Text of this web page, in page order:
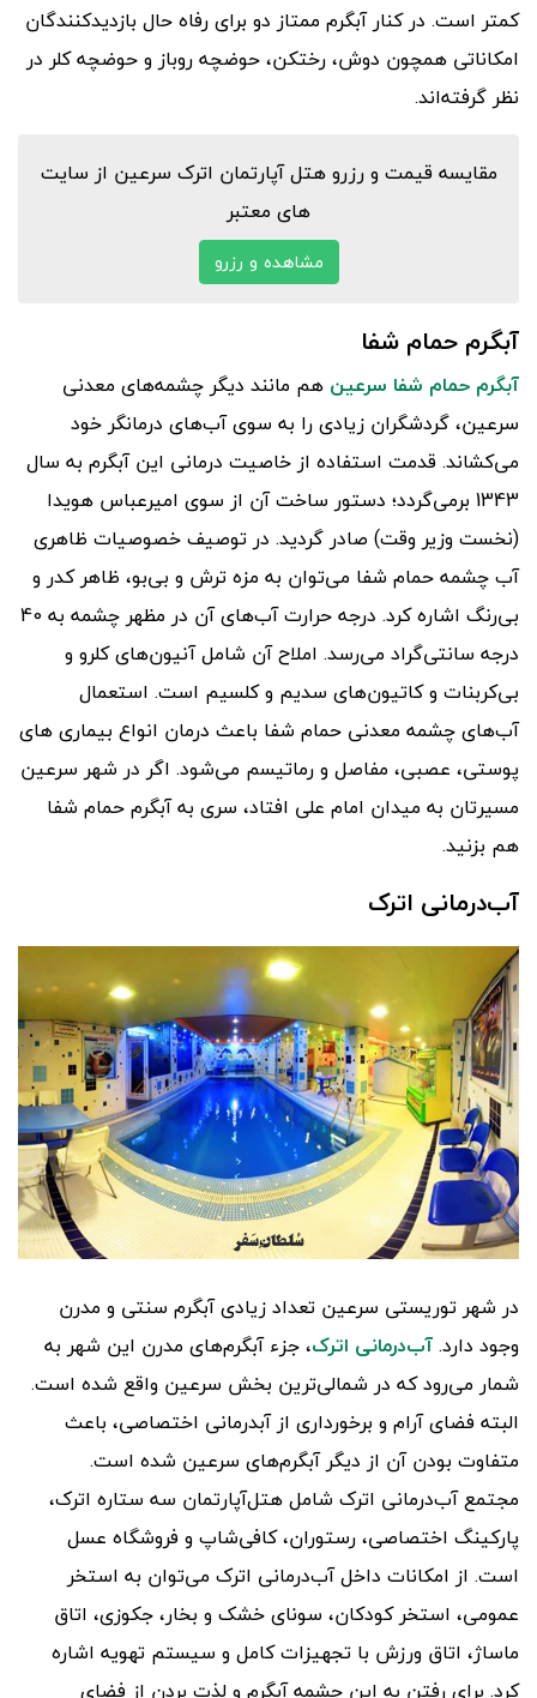
کمتر است. در کنار آبگرم ممتاز دو برای رفاه حال بازدیدکنندگان
امکاناتی همچون دوش، رختکن، حوضچه روباز و حوضچه کلر در
نظر گرفته‌اند.
مقایسه قیمت و رزرو هتل آپارتمان اترک سرعین از سایت
های معتبر
مشاهده و رزرو
آبگرم حمام شفا
آبگرم حمام شفا سرعین هم مانند دیگر چشمه‌های معدنی
سرعین، گردشگران زیادی را به سوی آب‌های درمانگر خود
می‌کشاند. قدمت استفاده از خاصیت درمانی این آبگرم به سال
1343 برمی‌گردد؛ دستور ساخت آن از سوی امیرعباس هویدا
(نخست وزیر وقت) صادر گردید. در توصیف خصوصیات ظاهری
آب‌ چشمه حمام شفا می‌توان به مزه ترش و بی‌بو، ظاهر کدر و
بی‌رنگ اشاره کرد. درجه حرارت آب‌های آن در مظهر چشمه به 40
درجه سانتی‌گراد می‌رسد. املاح آن شامل آنیون‌های کلرو و
بی‌کربنات و کاتیون‌های سدیم و کلسیم است. استعمال
آب‌های چشمه معدنی حمام شفا باعث درمان انواع بیماری های
پوستی، عصبی، مفاصل و رماتیسم می‌شود. اگر در شهر سرعین
مسیرتان به میدان امام علی افتاد، سری به آبگرم حمام شفا
هم بزنید.
آب‌درمانی اترک
در شهر توریستی سرعین تعداد زیادی آبگرم سنتی و مدرن
وجود دارد.آب‌درمانی اترک، جزء آبگرم‌های مدرن این شهر به
شمار می‌رود که در شمالی‌ترین بخش سرعین واقع شده است.
البته فضای آرام و برخورداری از آبدرمانی اختصاصی، باعث
متفاوت بودن آن از دیگر آبگرم‌های سرعین شده است.
مجتمع آب‌درمانی اترک شامل هتل‌آپارتمان سه ستاره اترک،
پارکینگ اختصاصی، رستوران، کافی‌شاپ و فروشگاه عسل
است. از امکانات داخل آب‌درمانی اترک می‌توان به استخر
عمومی، استخر کودکان، سونای خشک و بخار، جکوزی، اتاق
ماساژ، اتاق ورزش با تجهیزات کامل و سیستم تهویه اشاره
کرد. برای رفتن به این چشمه آبگرم و لذت بردن از فضای